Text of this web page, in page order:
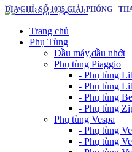
ĐỊA CHỈ: SỐ 1035 GIẢI PHÓNG -
Trang chủ
Phụ Tùng
Dầu máy,dầu nhớt
Phụ tùng Piaggio
- Phụ tùng
- Phụ tùng
- Phụ tùng
- Phụ tùng
Phụ tùng Vespa
- Phụ tùng
- Phụ tùng